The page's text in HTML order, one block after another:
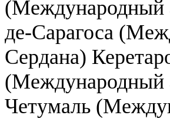
(Международный
де-Сарагоса
Сердана)
(Международный
Четумаль